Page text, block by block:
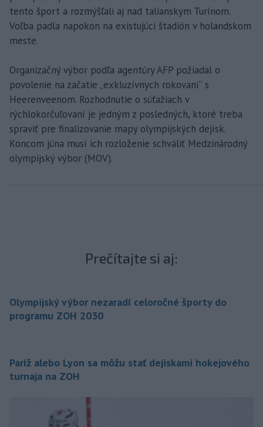
tento šport a rozmýšľali aj nad talianskym Turínom.
Voľba padla napokon na existujúci štadión v holandskom
meste.
Organizačný výbor podľa agentúry AFP požiadal o
povolenie na začatie „exkluzívnych rokovaní“ s
Heerenveenom. Rozhodnutie o súťažiach v
rýchlokorčuľovaní je jedným z posledných, ktoré treba
spraviť pre finalizovanie mapy olympijských dejísk.
Koncom júna musí ich rozloženie schváliť Medzinárodný
olympijský výbor (MOV).
Prečítajte si aj:
Olympijský výbor nezaradí celoročné športy do
programu ZOH 2030
Paríž alebo Lyon sa môžu stať dejiskami hokejového
turnaja na ZOH